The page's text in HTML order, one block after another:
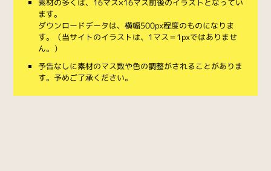
素材の多くは、16マス×16マス前後のイラストとなってい
ます。
ダウンロードデータは、横幅500px程度のものになりま
す。（当サイトのイラストは、1マス＝1pxではありませ
ん。）
予告なしに素材のマス数や色の調整がされることがありま
す。予めご了承ください。